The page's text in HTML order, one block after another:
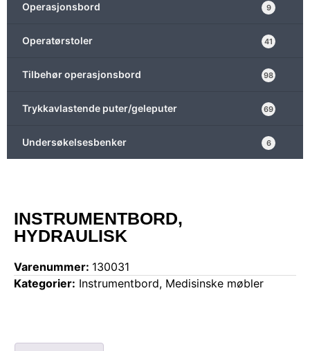
Operasjonsbord 9
Operatørstoler 41
Tilbehør operasjonsbord 98
Trykkavlastende puter/geleputer 69
Undersøkelsesbenker 6
INSTRUMENTBORD,
HYDRAULISK
Varenummer: 130031
Kategorier: Instrumentbord, Medisinske møbler